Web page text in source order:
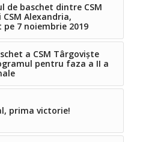
de baschet dintre CSM
Alexandria,
7 noiembrie 2019
a CSM Târgoviște
pentru faza a II a
prima victorie!